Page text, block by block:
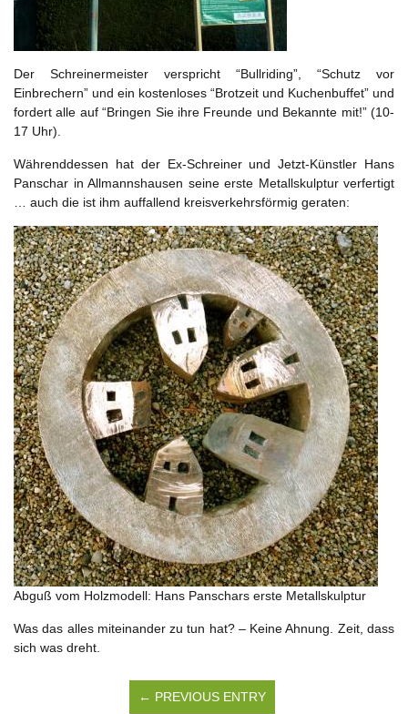
Der Schreinermeister verspricht “Bullriding”, “Schutz vor
Einbrechern” und ein kostenloses “Brotzeit und Kuchenbuffet” und
fordert alle auf “Bringen Sie ihre Freunde und Bekannte mit!” (10-
17 Uhr).
Währenddessen hat der Ex-Schreiner und Jetzt-Künstler Hans
Panschar in Allmannshausen seine erste Metallskulptur verfertigt
… auch die ist ihm auffallend kreisverkehrsförmig geraten:
Abguß vom Holzmodell: Hans Panschars erste Metallskulptur
Was das alles miteinander zu tun hat? – Keine Ahnung. Zeit, dass
sich was dreht.
← PREVIOUS ENTRY